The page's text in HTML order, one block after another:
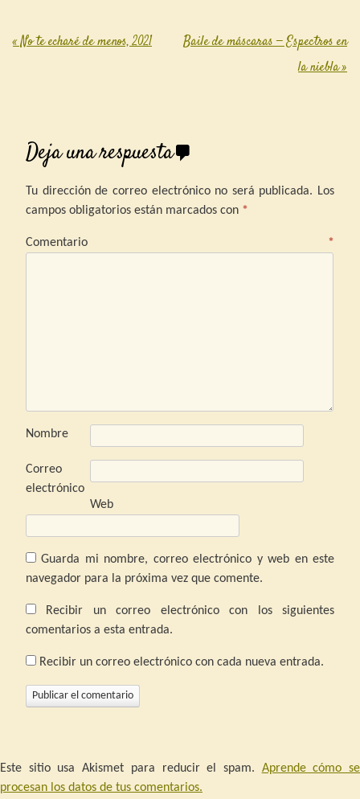
Post navigation
«No te echaré de menos, 2021
Baile de máscaras — Espectros en
la niebla»
Deja una respuesta
Tu dirección de correo electrónico no será publicada. Los
campos obligatorios están marcados con *
Comentario *
Nombre
Correo
electrónico
Web
Guarda mi nombre, correo electrónico y web en este
navegador para la próxima vez que comente.
Recibir un correo electrónico con los siguientes
comentarios a esta entrada.
Recibir un correo electrónico con cada nueva entrada.
Este sitio usa Akismet para reducir el spam. Aprende cómo se
procesan los datos de tus comentarios.